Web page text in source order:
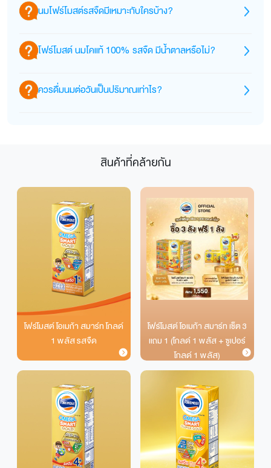
ธรรมชาติจากน้ำนมครบถ้วน ทั้งโปรตีน แคลเซียม
อาหารธรรมชาติสูง ทั้งแคลเซียมสูง, วิตามินบี12, วิตามิ
นมโฟร์โมสต์รสจืดมีเหมาะกับใครบ้าง?
ดื่มได้ทุกวัยตั้งแต่ 1 ปีขึ้นไป เหมาะสำหรับทุกคนใน
ครอบครัว
โฟร์โมสต์ นมโคแท้ 100% รสจืด มีน้ำตาลหรือไม่?
มีน้ำตาลตามธรรมชาติจากนม (แลคโตส) ประมาณ 10
กรัมต่อกล่อง 225 มล.
ควรดื่มนมต่อวันเป็นปริมาณเท่าไร?
ทำให้เด็กเติบโต สูงดี แข็งแรง สมวัย ลดความความเสี่ยง
ภาวะกระดูกพรุนในวัยสูงอายุ
เอกสารอ้างอิง
กรมอนามัย กระทรวงสาธารณสุข 2025
สินค้าที่คล้ายกัน
โฟร์โมสต์ โอเมก้า สมาร์ท โกลด์
1 พลัส รสจืด
โฟร์โมสต์ โอเมก้า สมาร์ท เซ็ต 3
แถม 1 (โกลด์ 1 พลัส + ซูเปอร์
โกลด์ 1 พลัส)